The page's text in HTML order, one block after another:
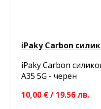
iPaky Carbon
iPaky Carbon
A35 5G - черен
10,00 € / 19.56 лв.